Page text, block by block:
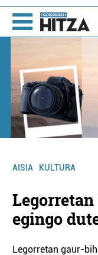
AISIA KULTURA
egingo
Legorretan gaur-